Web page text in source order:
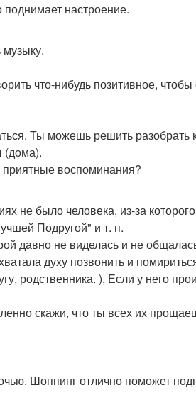
настроение.
что-нибудь позитивное, чтобы
Ты можешь решить разобрать
(дома).
воспоминания?
не было человека, из-за
Подругой" и т. п.
давно не виделась и не
духу позвонить и
родственника. ), Если у него
скажи, что ты всех их
Шоппинг отлично поможет